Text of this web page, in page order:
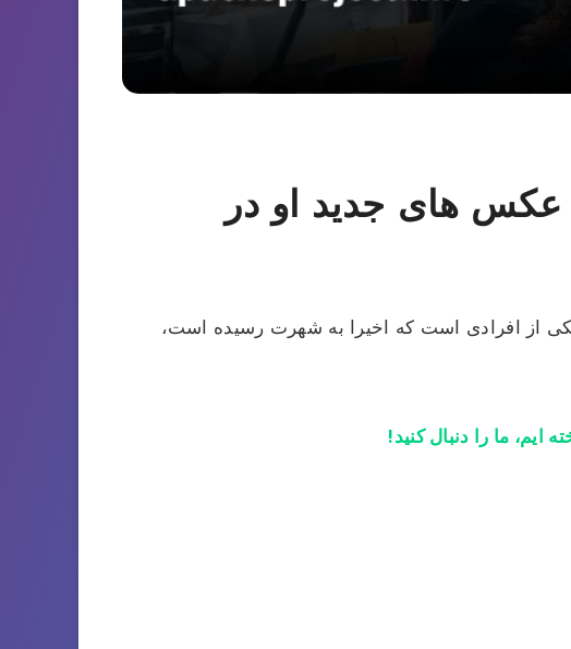
عکس های جدید او در
یکی از افرادی است که اخیرا به شهرت رسیده است،
ایم، ما را دنبال کنید!